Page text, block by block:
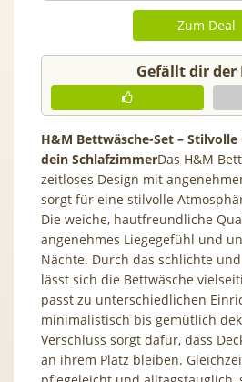
Zum Deal
Gefällt dir der
H&M Bettwäsche-Set –
dein SchlafzimmerDas H&M
zeitloses Design mit
sorgt für eine stilvolle
Die weiche, hautfreundliche
angenehmes Liegegefühl und
Nächte. Durch das schlichte
lässt sich die Bettwäsche
passt zu unterschiedlichen
minimalistisch bis gemütlich
Verschluss sorgt dafür, dass
an ihrem Platz bleiben.